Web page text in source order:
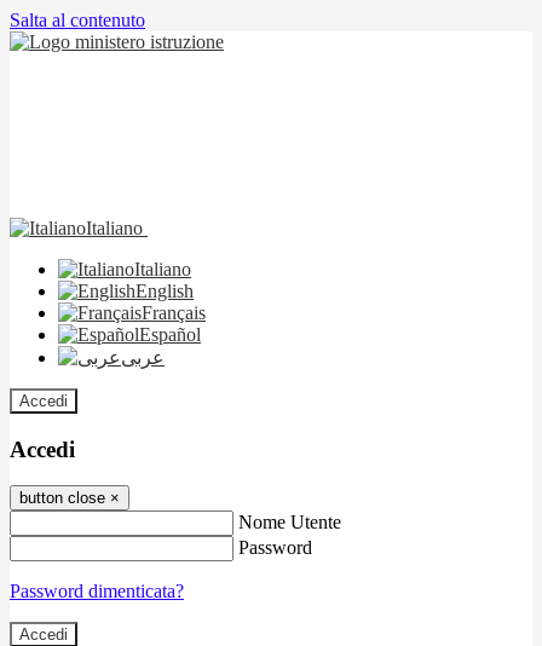
Salta al contenuto
Italiano
Italiano
English
Français
Español
عربى
Accedi
Accedi
button close ×
Nome Utente
Password
Password dimenticata?